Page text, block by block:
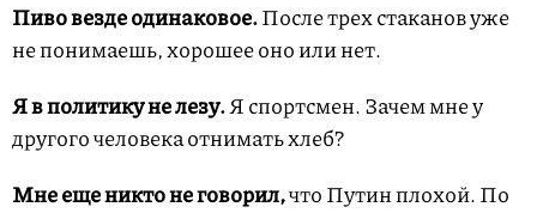
Пиво везде одинаковое.После трех стаканов уже
не понимаешь, хорошее оно или нет.
Я в политику не лезу.Я спортсмен. Зачем мне у
другого человека отнимать хлеб?
Мне еще никто не говорил,что Путин плохой. По